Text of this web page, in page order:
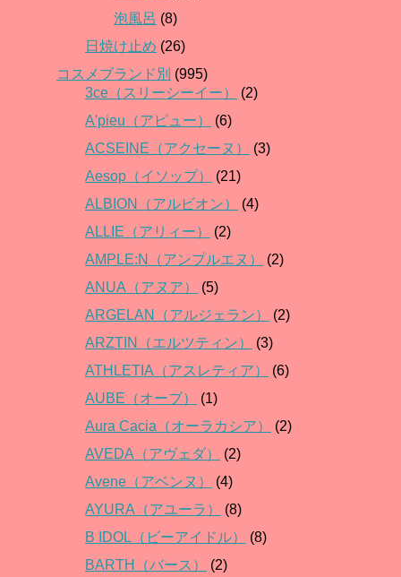
泡風呂 (8)
日焼け止め (26)
コスメブランド別 (995)
3ce（スリーシーイー）
(2)
A'pieu（アピュー）
(6)
ACSEINE（アクセーヌ）
(3)
Aesop（イソップ）
(21)
ALBION（アルビオン）
(4)
ALLIE（アリィー）
(2)
AMPLE:N（アンプルエヌ）
(2)
ANUA（アヌア）
(5)
ARGELAN（アルジェラン）
(2)
ARZTIN（エルツティン）
(3)
ATHLETIA（アスレティア）
(6)
AUBE（オーブ）
(1)
Aura Cacia（オーラカシア）
(2)
AVEDA（アヴェダ）
(2)
Avene（アベンヌ）
(4)
AYURA（アユーラ）
(8)
B IDOL（ビーアイドル）
(8)
BARTH（バース）
(2)